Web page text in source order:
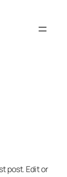
post. Edit or